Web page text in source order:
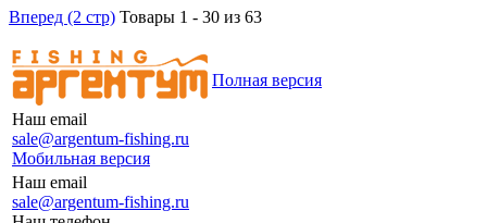
Вперед (2 стр) Товары 1 - 30 из 63
Наш email
sale@argentum-fishing.ru
Мобильная версия
Полная версия
Наш email
sale@argentum-fishing.ru